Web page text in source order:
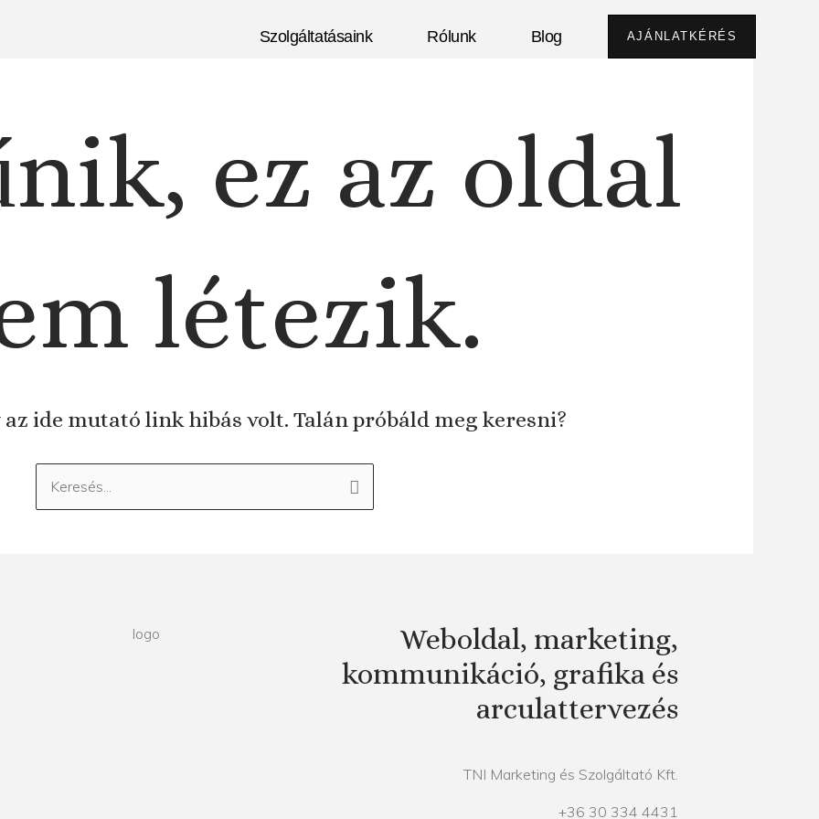
Szolgáltatásaink Rólunk Blog AJÁNLATKÉRÉS
ez az oldal
létezik.
ide mutató link hibás volt. Talán próbáld meg keresni?
Keresés:
Weboldal, marketing,
kommunikáció, grafika és
arculattervezés
TNI Marketing és Szolgáltató Kft.
+36 30 334 4431